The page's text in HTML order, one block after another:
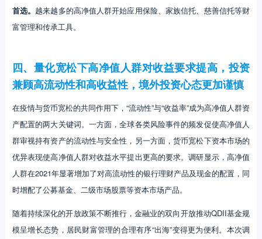
首选。 越来越多的高净值人群开始应用保险、家族信托、慈善信托等财
富管理和传承工具。
四、量化宽松下高净值人群对收益要求提高，投资
兼顾高流动性和高收益性，境外投资心态更加谨慎
在疫情与货币宽松的共同作用下，“流动性”与“收益率”成为高净值人群资
产配置的两大关键词。一方面，全球各类风险事件的频发促使高净值人
群审视持有资产的流动性与安全性，另一方面，货币宽松下资本市场的
优异表现使高净值人群对收益水平提出更高的要求。调研显示，高净值
人群在2021年显著增加了对高流动性的银行理财产品及现金的配置，同
时增配了公募基金、二级市场股票等资本市场产品。
随着持续深化的开放政策不断推行，金融业的双向开放推动QDII基金规
模呈增长态势，居民财富管理的合理有序“出海”变得更为便利。本次调